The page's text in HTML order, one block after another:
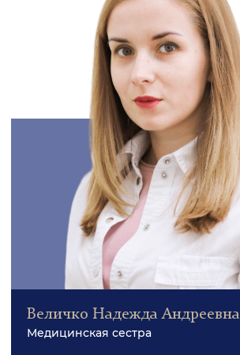
Величко Надежда Андреевна
Медицинская сестра